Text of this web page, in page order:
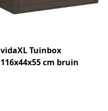
vidaXL Tuinbox
116x44x55 cm bruin